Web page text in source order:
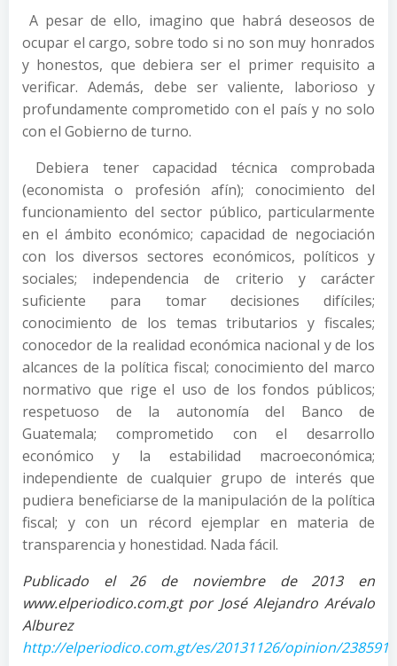
A pesar de ello, imagino que habrá deseosos de
ocupar el cargo, sobre todo si no son muy honrados
y honestos, que debiera ser el primer requisito a
verificar. Además, debe ser valiente, laborioso y
profundamente comprometido con el país y no solo
con el Gobierno de turno.
Debiera tener capacidad técnica comprobada
(economista o profesión afín); conocimiento del
funcionamiento del sector público, particularmente
en el ámbito económico; capacidad de negociación
con los diversos sectores económicos, políticos y
sociales; independencia de criterio y carácter
suficiente para tomar decisiones difíciles;
conocimiento de los temas tributarios y fiscales;
conocedor de la realidad económica nacional y de los
alcances de la política fiscal; conocimiento del marco
normativo que rige el uso de los fondos públicos;
respetuoso de la autonomía del Banco de
Guatemala; comprometido con el desarrollo
económico y la estabilidad macroeconómica;
independiente de cualquier grupo de interés que
pudiera beneficiarse de la manipulación de la política
fiscal; y con un récord ejemplar en materia de
transparencia y honestidad. Nada fácil.
Publicado el 26 de noviembre de 2013 en
www.elperiodico.com.gt por José Alejandro Arévalo
Alburez
http://elperiodico.com.gt/es/20131126/opinion/238591/